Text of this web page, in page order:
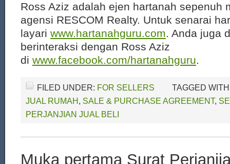
Ross Aziz adalah ejen hartanah sepenuh
agensi RESCOM Realty. Untuk senarai
layari www.hartanahguru.com. Anda juga
berinteraksi dengan Ross Aziz
di www.facebook.com/hartanahguru.
FILED UNDER: FOR SELLERS
TAGGED
JUAL RUMAH, SALE & PURCHASE AGREEMENT,
PERJANJIAN JUAL BELI
Muka pertama Surat